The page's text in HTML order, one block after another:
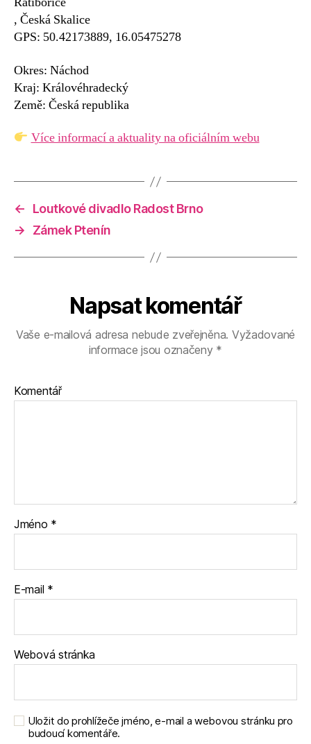
, Česká Skalice
GPS: 50.42173889, 16.05475278
Okres: Náchod
Kraj: Královéhradecký
Země: Česká republika
Více informací a aktuality na oficiálním webu
←
Loutkové divadlo Radost Brno
→
Zámek Ptenín
Napsat komentář
Vaše e-mailová adresa nebude zveřejněna. Vyžadované
informace jsou označeny *
Komentář
Jméno *
E-mail *
Webová stránka
Uložit do prohlížeče jméno, e-mail a webovou stránku pro
budoucí komentáře.